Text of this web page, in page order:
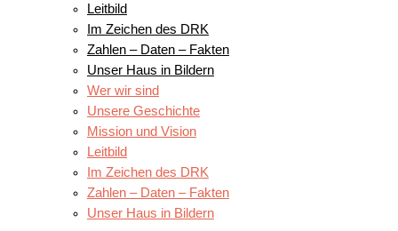
Leitbild
Im Zeichen des DRK
Zahlen – Daten – Fakten
Unser Haus in Bildern
Wer wir sind
Unsere Geschichte
Mission und Vision
Leitbild
Im Zeichen des DRK
Zahlen – Daten – Fakten
Unser Haus in Bildern